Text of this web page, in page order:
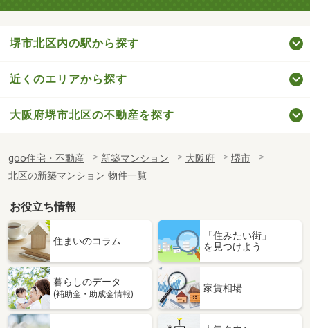
堺市北区内の駅から探す
近くのエリアから探す
大阪府堺市北区の不動産を探す
goo住宅・不動産 新築マンション 大阪府
堺市
北区の新築マンション 物件一覧
お役立ち情報
住まいのコラム
「住みたい街」
を見つけよう
暮らしのデータ
(補助金・助成金情報)
家賃相場